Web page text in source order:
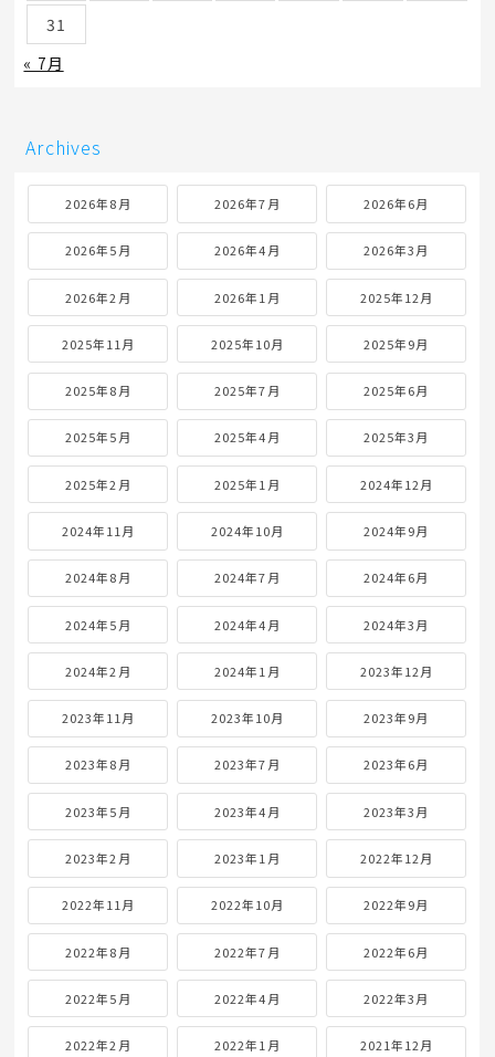
31
« 7月
Archives
2026年8月 2026年7月 2026年6月
2026年5月 2026年4月 2026年3月
2026年2月 2026年1月 2025年12月
2025年11月 2025年10月 2025年9月
2025年8月 2025年7月 2025年6月
2025年5月 2025年4月 2025年3月
2025年2月 2025年1月 2024年12月
2024年11月 2024年10月 2024年9月
2024年8月 2024年7月 2024年6月
2024年5月 2024年4月 2024年3月
2024年2月 2024年1月 2023年12月
2023年11月 2023年10月 2023年9月
2023年8月 2023年7月 2023年6月
2023年5月 2023年4月 2023年3月
2023年2月 2023年1月 2022年12月
2022年11月 2022年10月 2022年9月
2022年8月 2022年7月 2022年6月
2022年5月 2022年4月 2022年3月
2022年2月 2022年1月 2021年12月